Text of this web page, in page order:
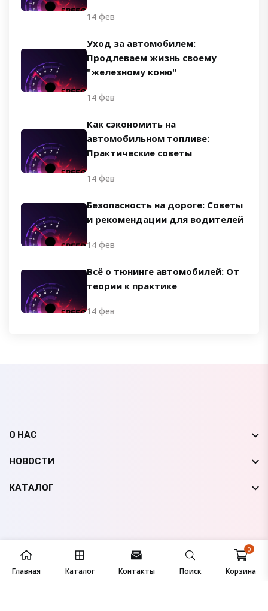
Главная Каталог Контакты Поиск Корзина
0
14 фев
Уход за автомобилем:
Продлеваем жизнь своему
"железному коню"
14 фев
Как сэкономить на
автомобильном топливе:
Практические советы
14 фев
Безопасность на дороге: Советы
и рекомендации для водителей
14 фев
Всё о тюнинге автомобилей: От
теории к практике
14 фев
О НАС
НОВОСТИ
КАТАЛОГ
Все права защищены |
Сайт создан студией
IconicLine